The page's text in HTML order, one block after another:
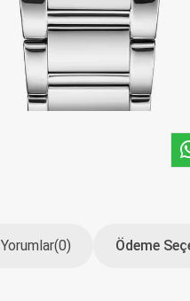
Yorumlar(0) Ödeme